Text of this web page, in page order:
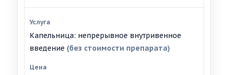
Капельница: непрерывное внутривенное
введение (без стоимости препарата)